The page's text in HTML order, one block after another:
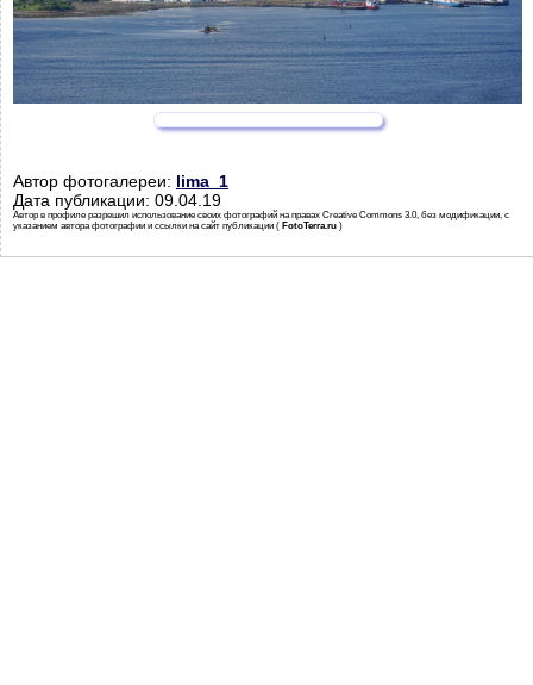
Автор фотогалереи: lima_1
Дата публикации: 09.04.19
Автор в профиле разрешил использование своих фотографий на правах Creative Commons 3.0, без модификации, с
указанием автора фотографии и ссылки на сайт публикации ( FotoTerra.ru )